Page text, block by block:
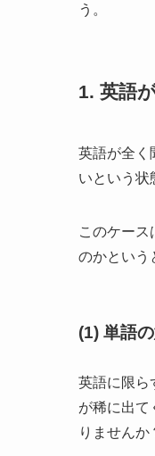
う。
1. 英語
英語が全く
いという状
このケース
のかという
(1) 単語
英語に限ら
が稀に出て
りませんか